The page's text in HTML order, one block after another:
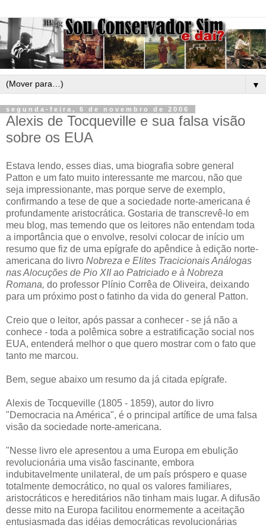
▼
segunda-feira, 6 de novembro de 2006
Alexis de Tocqueville e sua falsa visão
sobre os EUA
Estava lendo, esses dias, uma biografia sobre general
Patton e um fato muito interessante me marcou, não que
seja impressionante, mas porque serve de exemplo,
confirmando a tese de que a sociedade norte-americana é
profundamente aristocrática. Gostaria de transcrevê-lo em
meu blog, mas temendo que os leitores não entendam toda
a importância que o envolve, resolvi colocar de início um
resumo que fiz de uma epígrafe do apêndice à edição norte-
americana do livro Nobreza e Elites Tracicionais Análogas
nas Alocuções de Pio XII ao Patriciado e à Nobreza
Romana, do professor Plínio Corrêa de Oliveira, deixando
para um próximo post o fatinho da vida do general Patton.
Creio que o leitor, após passar a conhecer - se já não a
conhece - toda a polêmica sobre a estratificação social nos
EUA, entenderá melhor o que quero mostrar com o fato que
tanto me marcou.
Bem, segue abaixo um resumo da já citada epígrafe.
Alexis de Tocqueville (1805 - 1859), autor do livro
"Democracia na América", é o principal artífice de uma falsa
visão da sociedade norte-americana.
"Nesse livro ele apresentou a uma Europa em ebulição
revolucionária uma visão fascinante, embora
indubitavelmente unilateral, de um país próspero e quase
totalmente democrático, no qual os valores familiares,
aristocráticos e hereditários não tinham mais lugar. A difusão
desse mito na Europa facilitou enormemente a aceitação
entusiasmada das idéias democráticas revolucionárias